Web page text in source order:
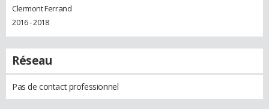
Clermont Ferrand
2016 - 2018
Réseau
Pas de contact professionnel